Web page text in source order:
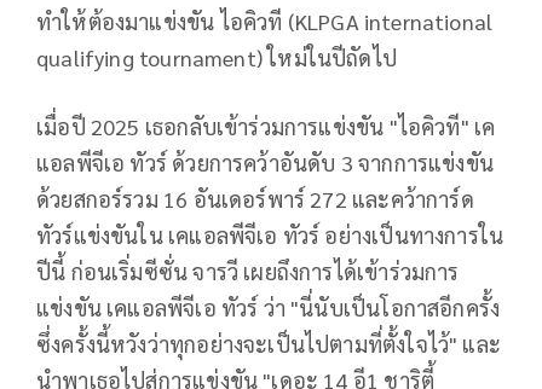
ทำให้ต้องมาแข่งขัน ไอคิวที (KLPGA international
qualifying tournament) ใหม่ในปีถัดไป
เมื่อปี 2025 เธอกลับเข้าร่วมการแข่งขัน "ไอคิวที" เค
แอลพีจีเอ ทัวร์ ด้วยการคว้าอันดับ 3 จากการแข่งขัน
ด้วยสกอร์รวม 16 อันเดอร์พาร์ 272 และคว้าการ์ด
ทัวร์แข่งขันใน เคแอลพีจีเอ ทัวร์ อย่างเป็นทางการใน
ปีนี้ ก่อนเริ่มซีซั่น จารวี เผยถึงการได้เข้าร่วมการ
แข่งขัน เคแอลพีจีเอ ทัวร์ ว่า "นี่นับเป็นโอกาสอีกครั้ง
ซึ่งครั้งนี้หวังว่าทุกอย่างจะเป็นไปตามที่ตั้งใจไว้" และ
นำพาเธอไปสู่การแข่งขัน "เดอะ 14 อี1 ชาริตี้